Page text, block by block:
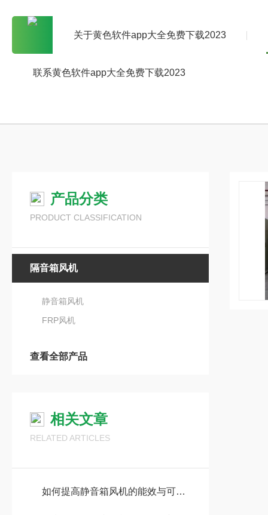
关于黄色软件app大全免费下载2023
联系黄色软件app大全免费下载2023
产品分类
PRODUCT CLASSIFICATION
隔音箱风机
静音箱风机
FRP风机
查看全部产品
相关文章
RELATED ARTICLES
如何提高静音箱风机的能效与可靠性